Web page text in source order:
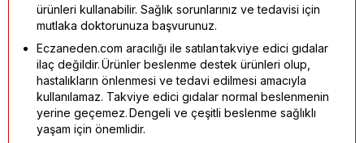
ürünleri kullanabilir. Sağlık sorunlarınız ve tedavisi için
mutlaka doktorunuza başvurunuz.
Eczaneden.com aracılığı ile satılan takviye edici gıdalar
ilaç değildir. Ürünler beslenme destek ürünleri olup,
hastalıkların önlenmesi ve tedavi edilmesi amacıyla
kullanılamaz. Takviye edici gıdalar normal beslenmenin
yerine geçemez. Dengeli ve çeşitli beslenme sağlıklı
yaşam için önemlidir.